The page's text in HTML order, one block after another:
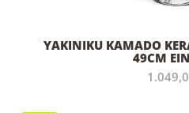
YAKINIKU KAMADO
49CM